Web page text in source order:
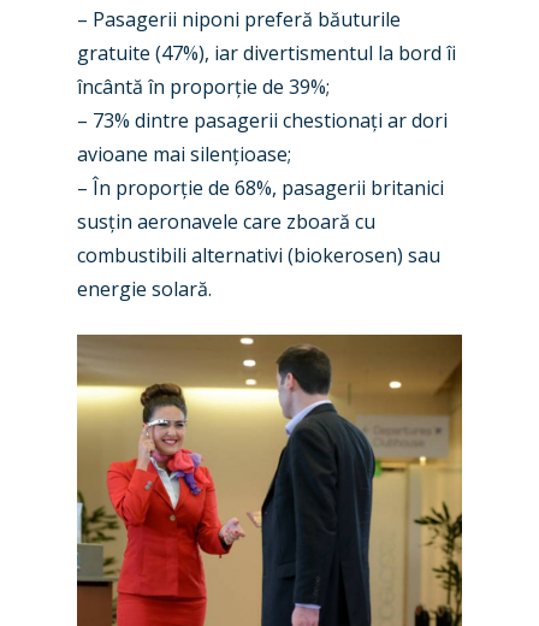
– Pasagerii niponi preferă băuturile
gratuite (47%), iar divertismentul la bord îi
încântă în proporție de 39%;
– 73% dintre pasagerii chestionați ar dori
avioane mai silențioase;
– În proporție de 68%, pasagerii britanici
susțin aeronavele care zboară cu
combustibili alternativi (biokerosen) sau
energie solară.